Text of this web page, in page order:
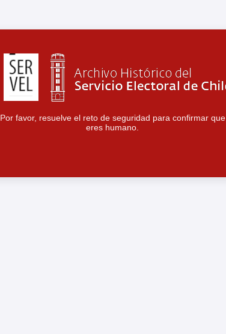
Por favor, resuelve el reto de seguridad para confirmar que
eres humano.